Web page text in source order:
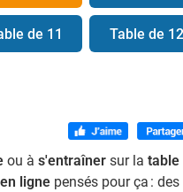
de 11 Table de 12
ou às'entraîner sur latable
ligne pensés pour ça : des